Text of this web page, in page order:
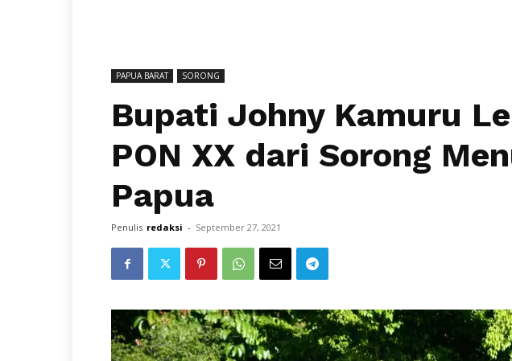
PAPUA BARAT SORONG
Bupati Johny Kamuru
PON XX dari Sorong
Papua
Penulis redaksi - September 27, 2021